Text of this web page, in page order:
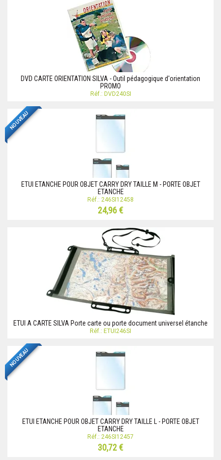
DVD CARTE ORIENTATION SILVA - Outil pédagogique d'orientation
PROMO
Réf.: DVD240SI
NOUVEAU
ETUI ETANCHE POUR OBJET CARRY DRY TAILLE M - PORTE OBJET
ETANCHE
Réf.: 246SI12458
24,96 €
ETUI A CARTE SILVA Porte carte ou porte document universel étanche
Réf.: ETUI246SI
NOUVEAU
ETUI ETANCHE POUR OBJET CARRY DRY TAILLE L - PORTE OBJET
ETANCHE
Réf.: 246SI12457
30,72 €